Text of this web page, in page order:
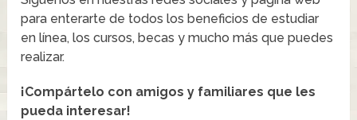
para enterarte de todos los beneficios de estudiar
en línea, los cursos, becas y mucho más que puedes
realizar.
¡Compártelo con amigos y familiares que les
pueda interesar!